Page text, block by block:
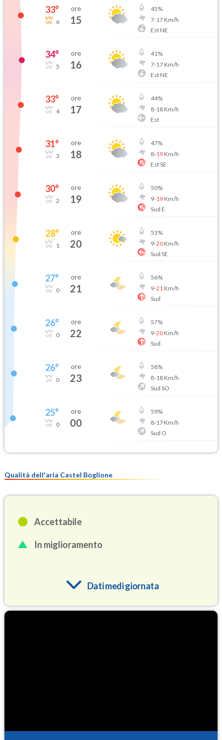
33°
6
ore
15
45%
7-17Km/h
Est NE
34°
5
ore
16
41%
7-17Km/h
Est NE
33°
4
ore
17
44%
8-18Km/h
Est
31°
3
ore
18
47%
8-19Km/h
Est SE
30°
2
ore
19
50%
9-19Km/h
Sud E
28°
1
ore
20
53%
9-20Km/h
Sud SE
27°
0
ore
21
56%
9-21 Km/h
Sud
26°
0
ore
22
57%
9-20Km/h
Sud
26°
0
ore
23
58%
8-18Km/h
Sud SO
25°
0
ore
00
59%
8-17Km/h
Sud O
Qualità dell'aria Castel Boglione
Accettabile
In miglioramento
Dati medi giornata